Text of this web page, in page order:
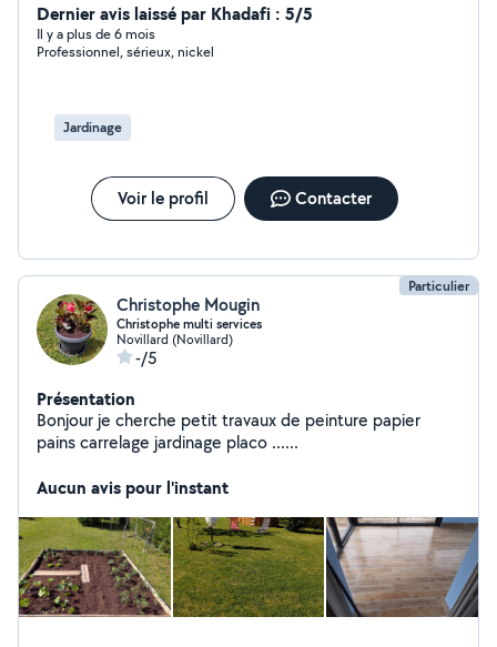
Dernier avis laissé par Khadafi : 5/5
Il y a plus de 6 mois
Professionnel, sérieux, nickel
Jardinage
Voir le profil Contacter
Particulier
Christophe Mougin
Christophe multi services
Novillard (Novillard)
-/5
Présentation
Bonjour je cherche petit travaux de peinture papier
pains carrelage jardinage placo ......
Aucun avis pour l'instant